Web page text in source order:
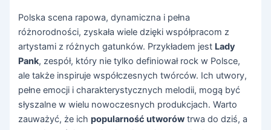
Polska scena rapowa, dynamiczna i pełna
różnorodności, zyskała wiele dzięki współpracom z
artystami z różnych gatunków. Przykładem jest Lady
Pank, zespół, który nie tylko definiował rock w Polsce,
ale także inspiruje współczesnych twórców. Ich utwory,
pełne emocji i charakterystycznych melodii, mogą być
słyszalne w wielu nowoczesnych produkcjach. Warto
zauważyć, że ichpopularność utworów trwa do dziś, a